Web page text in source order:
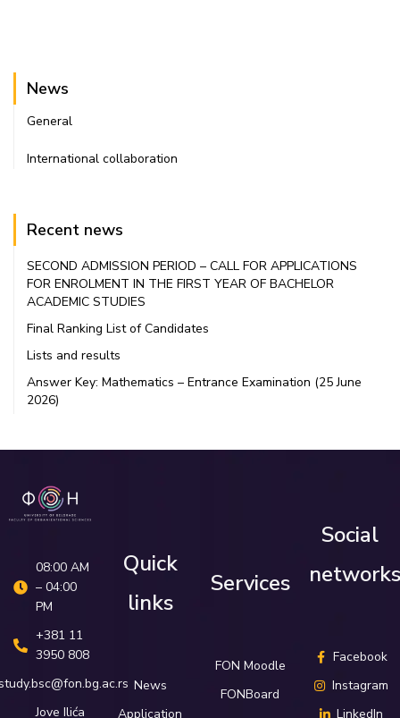
News
General
International collaboration
Recent news
SECOND ADMISSION PERIOD – CALL FOR APPLICATIONS
FOR ENROLMENT IN THE FIRST YEAR OF BACHELOR
ACADEMIC STUDIES
Final Ranking List of Candidates
Lists and results
Answer Key: Mathematics – Entrance Examination (25 June
2026)
08:00 AM
– 04:00
PM
+381 11
3950 808
Јove Ilića
Quick
links
News
Application
Services
FON Moodle
FONBoard
Social
networks
Facebook
Instagram
LinkedIn